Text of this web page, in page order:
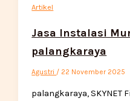
Artikel
Jasa Instalasi
palangkaraya
Agustri / 22 November 2025
palangkaraya, SKYNET